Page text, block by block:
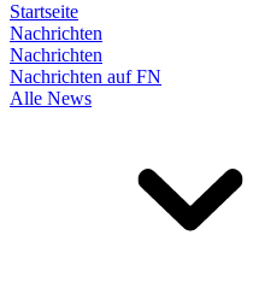
Startseite
Nachrichten
Nachrichten
Nachrichten auf FN
Alle News